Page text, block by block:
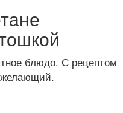
блюдо. С рецептом
желающий.